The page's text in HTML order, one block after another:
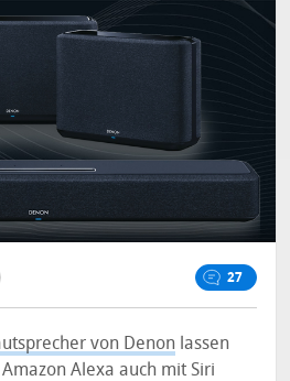
27
von Denon lassen
Alexa auch mit Siri